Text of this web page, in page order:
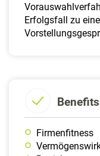
Erfolgsfall zu
Benefits
Firmenfitness